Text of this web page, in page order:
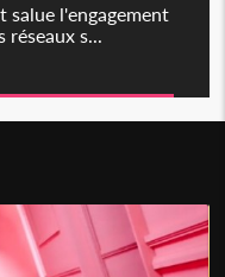
salue l'engagement
réseaux s...